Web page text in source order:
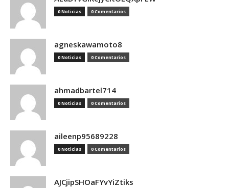
0 Noticias 0 Comentarios
agneskawamoto8
0 Noticias 0 Comentarios
ahmadbartel714
0 Noticias 0 Comentarios
aileenp95689228
0 Noticias 0 Comentarios
AJCjipSHOaFYvYiZtiks